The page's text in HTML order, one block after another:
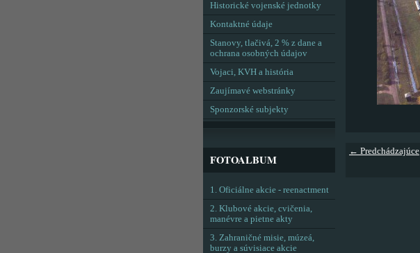
← Predchádzajúce
Historické vojenské jednotky
Kontaktné údaje
Stanovy, tlačivá, 2 % z dane a
ochrana osobných údajov
Vojaci, KVH a história
Zaujímavé webstránky
Sponzorské subjekty
FOTOALBUM
1. Oficiálne akcie - reenactment
2. Klubové akcie, cvičenia,
manévre a pietne akty
3. Zahraničné misie, múzeá,
burzy a súvisiace akcie